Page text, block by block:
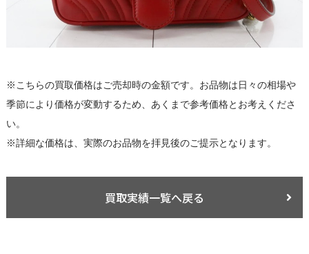
※こちらの買取価格はご売却時の金額です。お品物は日々の相場や
季節により価格が変動するため、あくまで参考価格とお考えくださ
い。
※詳細な価格は、実際のお品物を拝見後のご提示となります。
買取実績一覧へ戻る